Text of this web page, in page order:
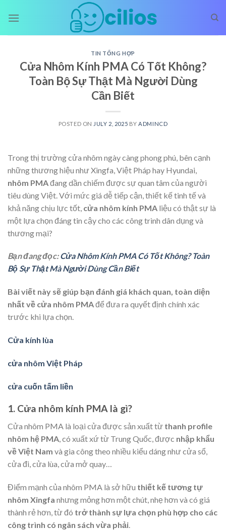
TIN TỔNG HỢP
Cửa Nhôm Kính PMA Có Tốt Không?
Toàn Bộ Sự Thật Mà Người Dùng
Cần Biết
POSTED ON JULY 2, 2025 BY ADMINCD
Trong thị trường cửa nhôm ngày càng phong phú, bên cạnh
những thương hiệu như Xingfa, Việt Pháp hay Hyundai,
nhôm PMAđang dần chiếm được sự quan tâm của người
tiêu dùng Việt. Với mức giá dễ tiếp cận, thiết kế tinh tế và
khả năng chịu lực tốt, cửa nhôm kính PMA liệu có thật sự là
một lựa chọn đáng tin cậy cho các công trình dân dụng và
thương mại?
Bạn đang đọc:Cửa Nhôm Kính PMA Có Tốt Không? Toàn
Bộ Sự Thật Mà Người Dùng Cần Biết
Bài viết này sẽ giúp bạn đánh giá khách quan, toàn diện
nhất về cửa nhôm PMAđể đưa ra quyết định chính xác
trước khi lựa chọn.
Cửa kính lùa
cửa nhôm Việt Pháp
cửa cuốn tấm liền
1. Cửa nhôm kính PMA là gì?
Cửa nhôm PMA là loại cửa được sản xuất từ thanh profile
nhôm hệ PMA, có xuất xứ từ Trung Quốc, được nhập khẩu
về Việt Nam và gia công theo nhiều kiểu dáng như cửa sổ,
cửa đi, cửa lùa, cửa mở quay…
Điểm mạnh của nhôm PMA là sở hữu thiết kế tương tự
nhôm Xingfa nhưng mỏng hơn một chút, nhẹ hơn và có giá
thành rẻ hơn, từ đó trở thành sự lựa chọn phù hợp cho các
công trình có ngân sách vừa phải